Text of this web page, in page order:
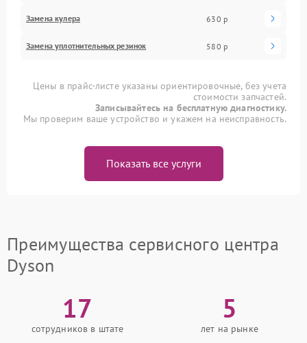
Замена кулера 630 р
Замена уплотнительных резинок 580 р
Цены в прайс-листе указаны ориентировочные, без учета
стоимости запчастей.
Записывайтесь на бесплатную диагностику.
Мы проверим ваше устройство и укажем на неисправность.
Показать все услуги
Преимущества сервисного центра
Dyson
17
сотрудников в штате
5
лет на рынке